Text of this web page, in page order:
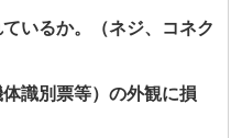
いるか。（ネジ、コネク
識別票等）の外観に損